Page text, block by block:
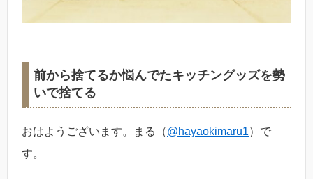
前から捨てるか悩んでたキッチングッズを勢
いで捨てる
おはようございます。まる（@hayaokimaru1）で
す。